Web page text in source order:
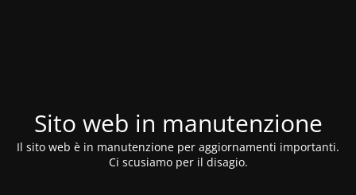
Sito web in manutenzione
Il sito web è in manutenzione per aggiornamenti importanti.
Ci scusiamo per il disagio.